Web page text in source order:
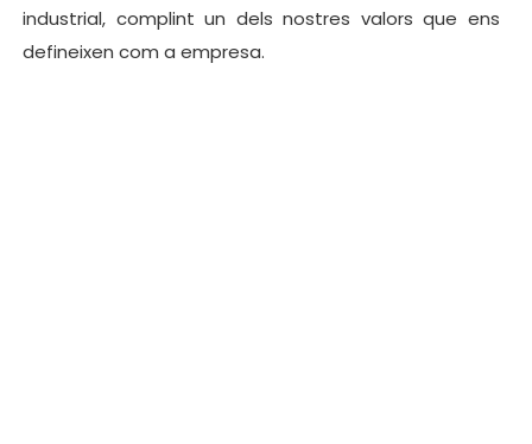
industrial, complint un dels nostres valors que ens
defineixen com a empresa.